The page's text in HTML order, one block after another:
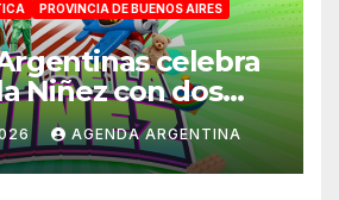
PROVINCIA DE BUENOS AIRES
celebra
Niñez con dos
juegos,
y actividades
familia
AGENDA ARGENTINA